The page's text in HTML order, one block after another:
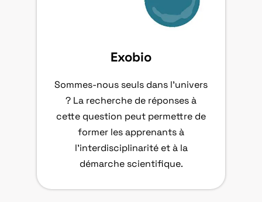
Exobio
Sommes-nous seuls dans l’univers
? La recherche de réponses à
cette question peut permettre de
former les apprenants à
l’interdisciplinarité et à la
démarche scientifique.